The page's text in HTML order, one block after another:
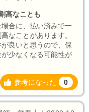
高なことも
合に、払い済みで一
なことがあります。
良いと思うので、保
少なくなる可能性が
参考になった 0